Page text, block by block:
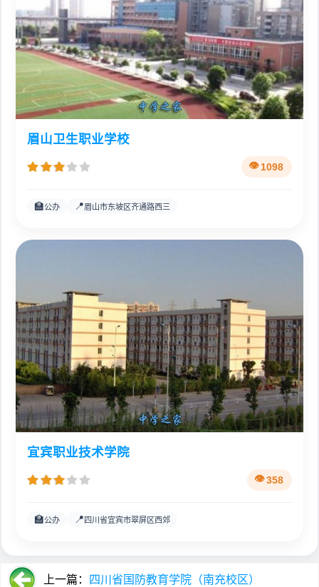
眉山卫生职业学校
1098
🏫公办 📍眉山市东坡区齐通路西三
宜宾职业技术学院
358
🏫公办 📍四川省宜宾市翠屏区西郊
上一篇： 四川省国防教育学院（南充校区）